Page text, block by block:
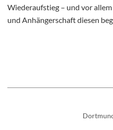
Wiederaufstieg – und vor
und Anhängerschaft diesen